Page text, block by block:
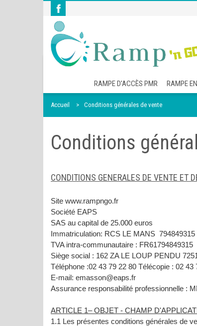
RAMPE D'ACCÈS PMR RAMPE
Accueil Conditions générales de vente
Conditions
CONDITIONS GENERALES DE VENTE ET
Site www.rampngo.fr
Société EAPS
SAS au capital de 25.000 euros
Immatriculation: RCS LE MANS 794849315
TVA intra-communautaire : FR61794849315
Siège social : 162 ZA LE LOUP PENDU
Téléphone :02 43 79 22 80 Télécopie : 02 43
E-mail: emasson@eaps.fr
Assurance responsabilité professionnelle :
ARTICLE 1– OBJET - CHAMP
1.1 Les présentes conditions générales de